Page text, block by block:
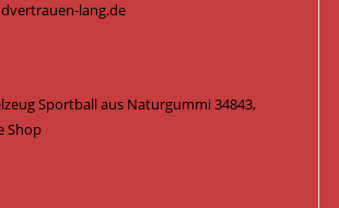
lang.de
Sportball aus Naturgummi 34843,
Shop